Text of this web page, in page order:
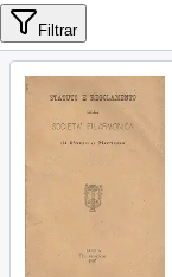
Libros antiguos
Arte y coleccionismo
Vendedores
Filtrar